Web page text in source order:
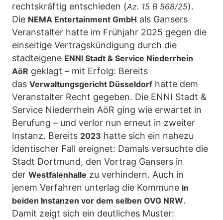
rechtskräftig entschieden (Az. 15 B 568/25).
Die NEMA Entertainment GmbH als Gansers
Veranstalter hatte im Frühjahr 2025 gegen die
einseitige Vertragskündigung durch die
stadteigene ENNI Stadt & Service Niederrhein
AöR geklagt – mit Erfolg: Bereits
das Verwaltungsgericht Düsseldorf hatte dem
Veranstalter Recht gegeben. Die ENNI Stadt &
Service Niederrhein AöR ging wie erwartet in
Berufung – und verlor nun erneut in zweiter
Instanz. Bereits 2023 hatte sich ein nahezu
identischer Fall ereignet: Damals versuchte die
Stadt Dortmund, den Vortrag Gansers in
der Westfalenhalle zu verhindern. Auch in
jenem Verfahren unterlag die Kommune in
beiden Instanzen vor dem selben OVG NRW.
Damit zeigt sich ein deutliches Muster: